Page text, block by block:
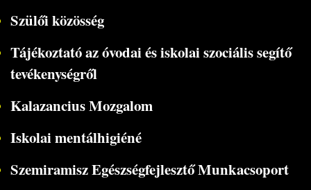
Szülői közösség
Tájékoztató az óvodai és iskolai szociális segítő
tevékenységről
Kalazancius Mozgalom
Iskolai mentálhigiéné
Szemiramisz Egészségfejlesztő Munkacsoport